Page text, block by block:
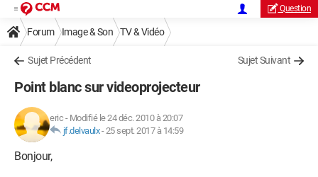
Question
Forum Image & Son TV & Vidéo
Sujet Précédent Sujet Suivant
Point blanc sur videoprojecteur
eric - Modifié le 24 déc. 2010 à 20:07
jf.delvaulx-25 sept. 2017 à 14:59
Bonjour,